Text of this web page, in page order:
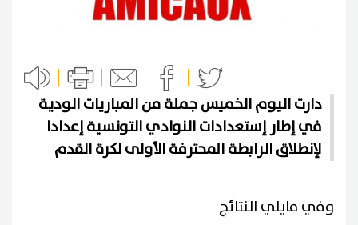
دارت اليوم الخميس جملة من المباريات الودية
في إطار إستعدادات النوادي التونسية إعدادا
لإنطلاق الرابطة المحترفة الأولى لكرة القدم
وفي مايلي النتائج